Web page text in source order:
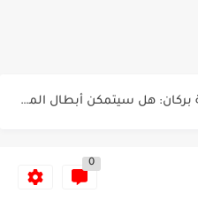
سيمبا - نهضة بركان: هل سيتمكن أبطال المغرب من الحفاظ...
البرنامج الكامل لنهائي البطولة بين الاتحاد المنستيري والنادي الإفريقي
0